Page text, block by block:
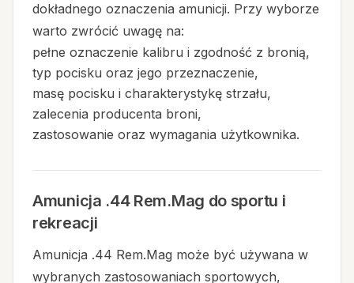
dokładnego oznaczenia amunicji. Przy wyborze
warto zwrócić uwagę na:
pełne oznaczenie kalibru i zgodność z bronią,
typ pocisku oraz jego przeznaczenie,
masę pocisku i charakterystykę strzału,
zalecenia producenta broni,
zastosowanie oraz wymagania użytkownika.
Amunicja .44 Rem.Mag do sportu i
rekreacji
Amunicja .44 Rem.Mag może być używana w
wybranych zastosowaniach sportowych,